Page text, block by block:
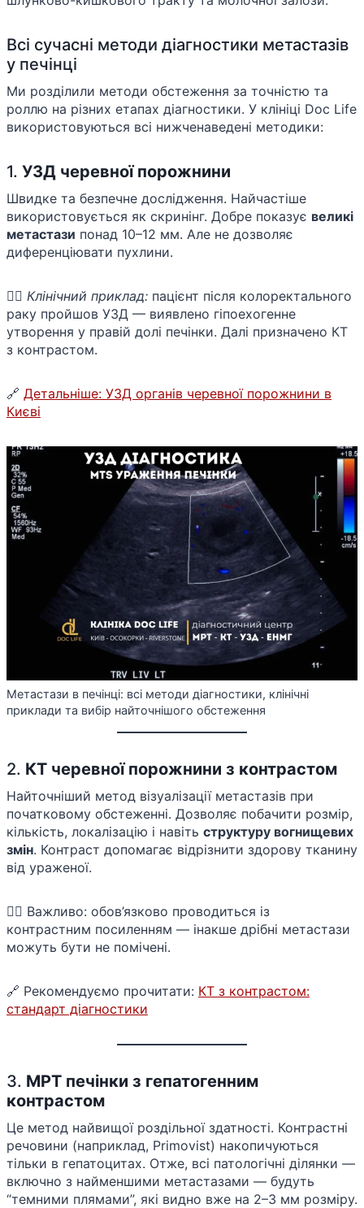
Всі сучасні методи діагностики метастазів
у печінці
Ми розділили методи обстеження за точністю та
роллю на різних етапах діагностики. У клініці Doc Life
використовуються всі нижченаведені методики:
1. УЗД черевної порожнини
Швидке та безпечне дослідження. Найчастіше
використовується як скринінг. Добре показує великі
метастази понад 10–12 мм. Але не дозволяє
диференціювати пухлини.
👨‍⚕️ Клінічний приклад: пацієнт після колоректального
раку пройшов УЗД — виявлено гіпоехогенне
утворення у правій долі печінки. Далі призначено КТ
з контрастом.
🔗 Детальніше: УЗД органів черевної порожнини в
Києві
Метастази в печінці: всі методи діагностики, клінічні
приклади та вибір найточнішого обстеження
2. КТ черевної порожнини з контрастом
Найточніший метод візуалізації метастазів при
початковому обстеженні. Дозволяє побачити розмір,
кількість, локалізацію і навіть структуру вогнищевих
змін. Контраст допомагає відрізнити здорову тканину
від ураженої.
👩‍⚕️ Важливо: обов’язково проводиться із
контрастним посиленням — інакше дрібні метастази
можуть бути не помічені.
🔗 Рекомендуємо прочитати: КТ з контрастом:
стандарт діагностики
3. МРТ печінки з гепатогенним
контрастом
Це метод найвищої роздільної здатності. Контрастні
речовини (наприклад, Primovist) накопичуються
тільки в гепатоцитах. Отже, всі патологічні ділянки —
включно з найменшими метастазами — будуть
“темними плямами”, які видно вже на 2–3 мм розміру.